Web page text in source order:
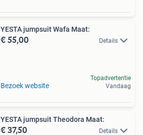
YESTA jumpsuit Wafa Maat:
€ 55,00 Details
Bezoek website
Topadvertentie
Vandaag
YESTA jumpsuit Theodora Maat:
€ 37,50 Details